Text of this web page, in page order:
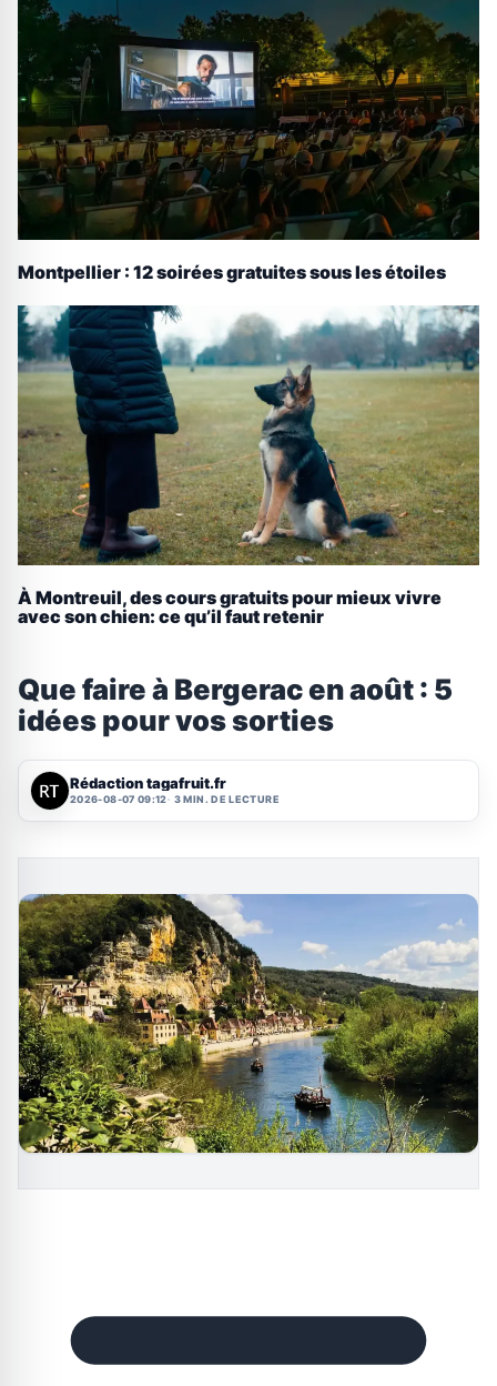
Montpellier : 12 soirées gratuites sous les étoiles
À Montreuil, des cours gratuits pour mieux vivre
avec son chien: ce qu’il faut retenir
Que faire à Bergerac en août : 5
idées pour vos sorties
Rédaction tagafruit.fr
2026-08-07 09:12 3 MIN. DE LECTURE